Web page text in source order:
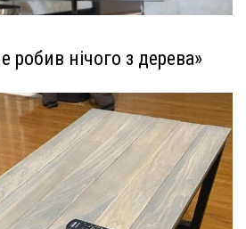
робив нічого з дерева»